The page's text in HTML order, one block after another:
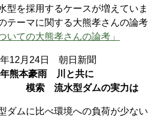
型を採用するケースが増えていま
テーマに関する大熊孝さんの論
いての大熊孝さんの論考」
12月24日 朝日新聞
熊本豪雨 川と共に
水型ダムの実力は 新潟大
ダムに比べ環境への負荷が少な